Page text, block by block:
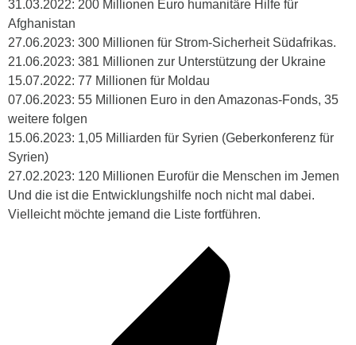
31.03.2022: 200 Millionen Euro humanitäre Hilfe für
Afghanistan
27.06.2023: 300 Millionen für Strom-Sicherheit Südafrikas.
21.06.2023: 381 Millionen zur Unterstützung der Ukraine
15.07.2022: 77 Millionen für Moldau
07.06.2023: 55 Millionen Euro in den Amazonas-Fonds, 35
weitere folgen
15.06.2023: 1,05 Milliarden für Syrien (Geberkonferenz für
Syrien)
27.02.2023: 120 Millionen Eurofür die Menschen im Jemen
Und die ist die Entwicklungshilfe noch nicht mal dabei.
Vielleicht möchte jemand die Liste fortführen.